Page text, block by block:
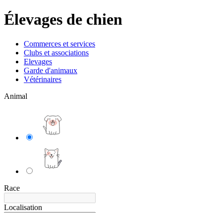
Élevages de chien
Commerces et services
Clubs et associations
Elevages
Garde d'animaux
Vétérinaires
Animal
Race
Localisation